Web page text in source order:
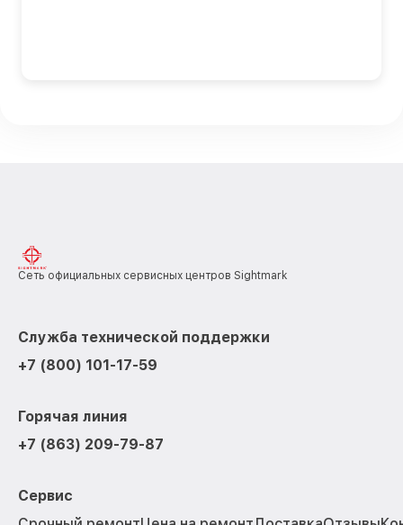
Сеть официальных сервисных центров Sightmark
Служба технической поддержки
+7 (800) 101-17-59
Горячая линия
+7 (863) 209-79-87
Сервис